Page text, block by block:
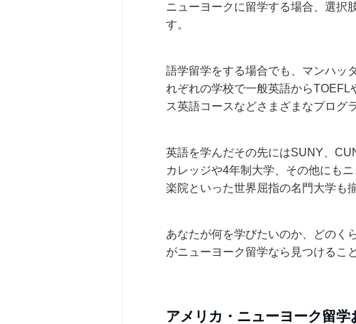
ニューヨークに留学する場合、選択
す。
語学留学をする場合でも、マンハッ
れぞれの学校で一般英語から
ス英語コースなどさまざまなプログ
英語を学んだその先にはSUNY、
カレッジや4年制大学、その他にも
楽院といった世界屈指の名門大学も
あなたが何を学びたいのか、どのく
がニューヨーク留学なら見つけるこ
アメリカ・ニューヨーク留